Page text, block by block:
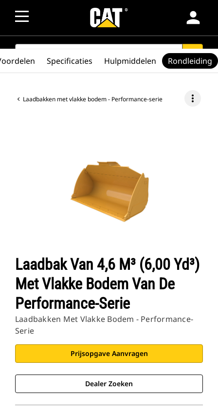
person
SEARCH search
Laadbakken met vlakke bodem - Performance-serie more_vert
Laadbak Van 4,6 M³ (6,00 Yd³)
Met Vlakke Bodem Van De
Performance-Serie
Laadbakken Met Vlakke Bodem - Performance-
Serie
Prijsopgave Aanvragen
Dealer Zoeken
Specificaties Hulpmiddelen Rondleiding